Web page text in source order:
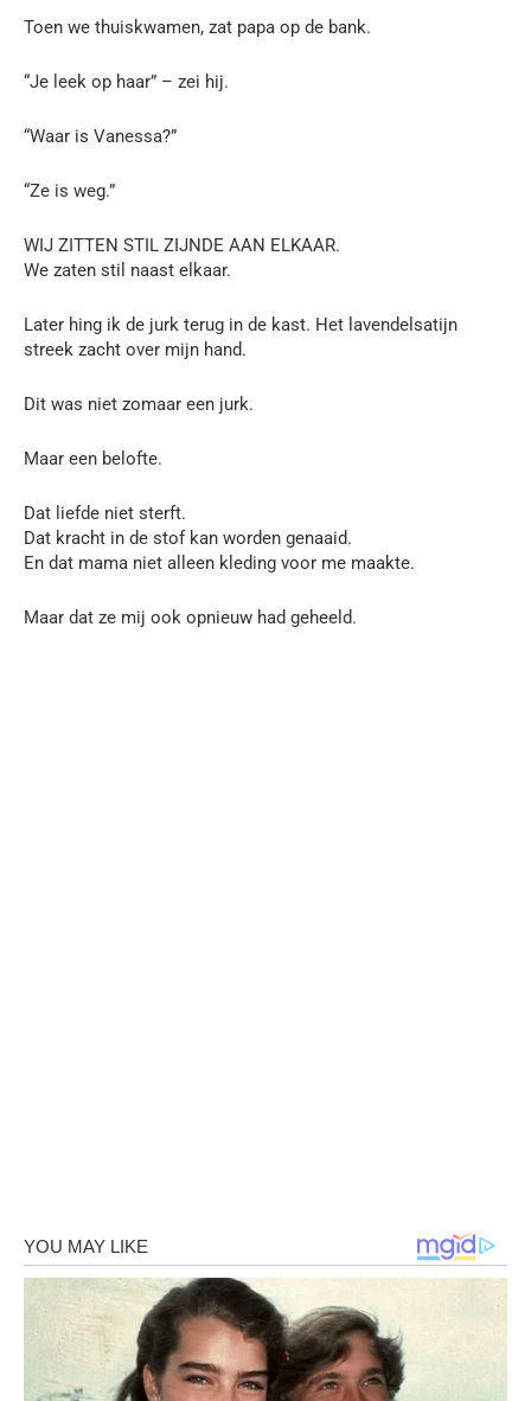
Toen we thuiskwamen, zat papa op de bank.
“Je leek op haar” – zei hij.
“Waar is Vanessa?”
“Ze is weg.”
WIJ ZITTEN STIL ZIJNDE AAN ELKAAR.
We zaten stil naast elkaar.
Later hing ik de jurk terug in de kast. Het lavendelsatijn
streek zacht over mijn hand.
Dit was niet zomaar een jurk.
Maar een belofte.
Dat liefde niet sterft.
Dat kracht in de stof kan worden genaaid.
En dat mama niet alleen kleding voor me maakte.
Maar dat ze mij ook opnieuw had geheeld.